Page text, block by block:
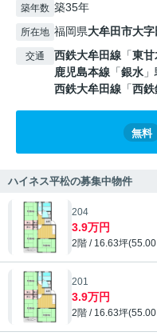
築年数 築35年
所在地 福岡県大牟田市大
交通 西鉄大牟田線 「東甘
鹿児島本線 「銀水
西鉄大牟田線 「西鉄
無料
ハイネス平松の募集中物件
204
3.9万円
2階 / 16.63坪
201
3.9万円
2階 / 16.63坪